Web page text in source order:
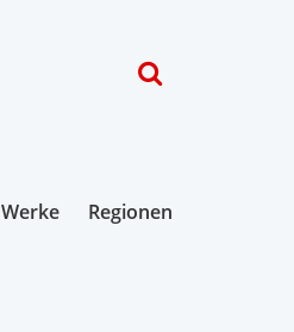
Werke Regionen